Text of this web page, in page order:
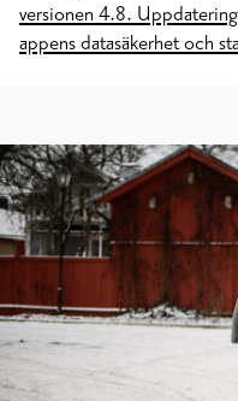
versionen 4.8.
appens datasäkerhet och